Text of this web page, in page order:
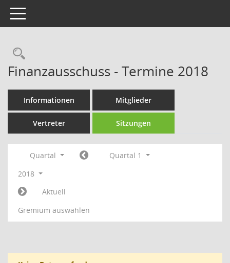
Toggle navigation
Rechercheauswahl
Finanzausschuss - Termine 2018
Informationen Mitglieder
Vertreter Sitzungen
Quartal
Quartal 1
2018
Aktuell
Gremium auswählen